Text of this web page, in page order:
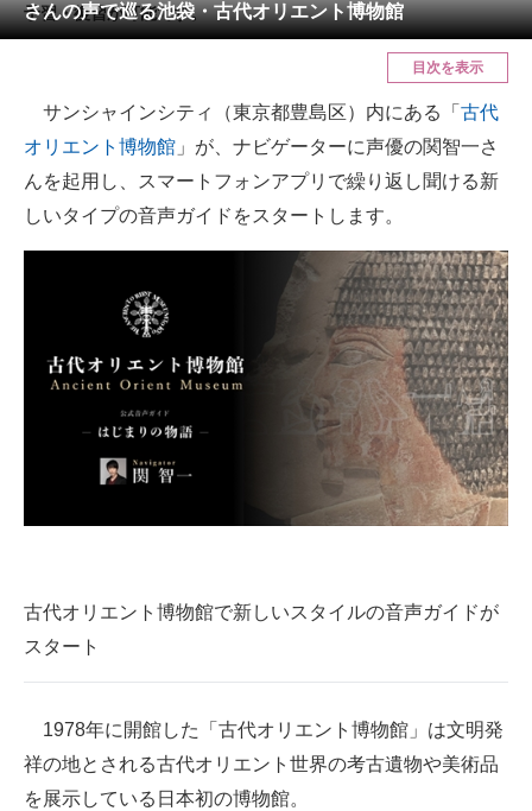
メディア
スマホと通信の最新トレンド
進化するPCとデバイスの未来
ビジネスと働き方のヒント
AI活用のいまが分かる
企業ITのトレンドを詳説
経営リーダーのコミュニティ
企業向けIT製品の総合サイト
製造業のIT導入・活用を支援
モノづくり技術者専門サイト
さんの声で巡る池袋・古代オリエント博物館
予習・復習が可能です。
目次を表示
サンシャインシティ（東京都豊島区）内にある「 古代
オリエント博物館 」が、ナビゲーターに声優の関智一さ
んを起用し、スマートフォンアプリで繰り返し聞ける新
しいタイプの音声ガイドをスタートします。
古代オリエント博物館で新しいスタイルの音声ガイドが
スタート
1978年に開館した「古代オリエント博物館」は文明発
祥の地とされる古代オリエント世界の考古遺物や美術品
を展示している日本初の博物館。